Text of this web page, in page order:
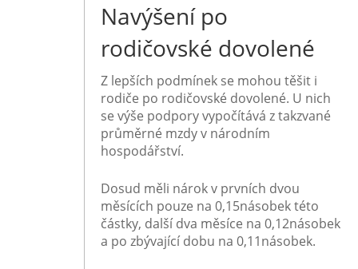
Navýšení po
rodičovské dovolené
Z lepších podmínek se mohou těšit i
rodiče po rodičovské dovolené. U nich
se výše podpory vypočítává z takzvané
průměrné mzdy v národním
hospodářství.
Dosud měli nárok v prvních dvou
měsících pouze na 0,15násobek této
částky, další dva měsíce na 0,12násobek
a po zbývající dobu na 0,11násobek.